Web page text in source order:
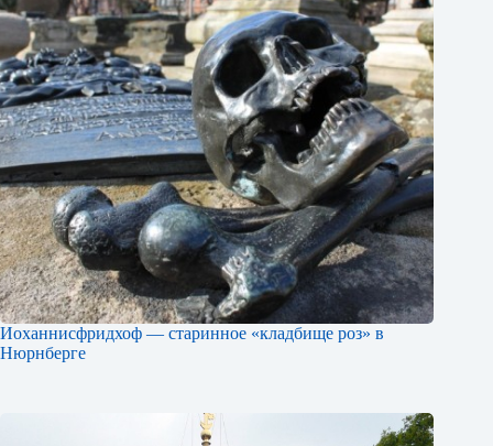
Иоханнисфридхоф — старинное «кладбище роз» в
Нюрнберге